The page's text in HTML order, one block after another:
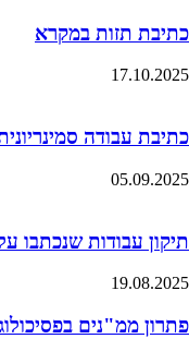
כתיבת תזות במקרא
17.10.2025
כתיבת עבודה
05.09.2025
תיקון עבודות שנכתבו
19.08.2025
פתרון ממ"נים